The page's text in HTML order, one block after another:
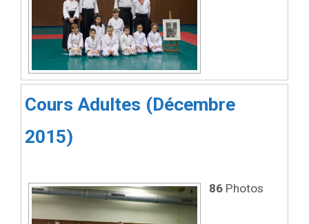
Cours Adultes (Décembre
2015)
86 Photos